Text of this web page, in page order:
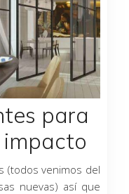
para
(todos venimos del
nuevas) así que